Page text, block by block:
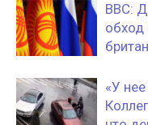
BBC:
обход
«У